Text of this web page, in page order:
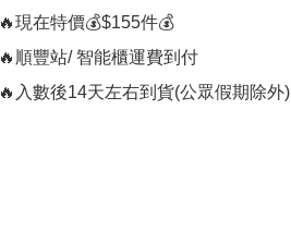
🔥現在特價💰$155件💰
🔥順豐站/ 智能櫃運費到付
🔥入數後14天左右到貨(公眾假期除外)